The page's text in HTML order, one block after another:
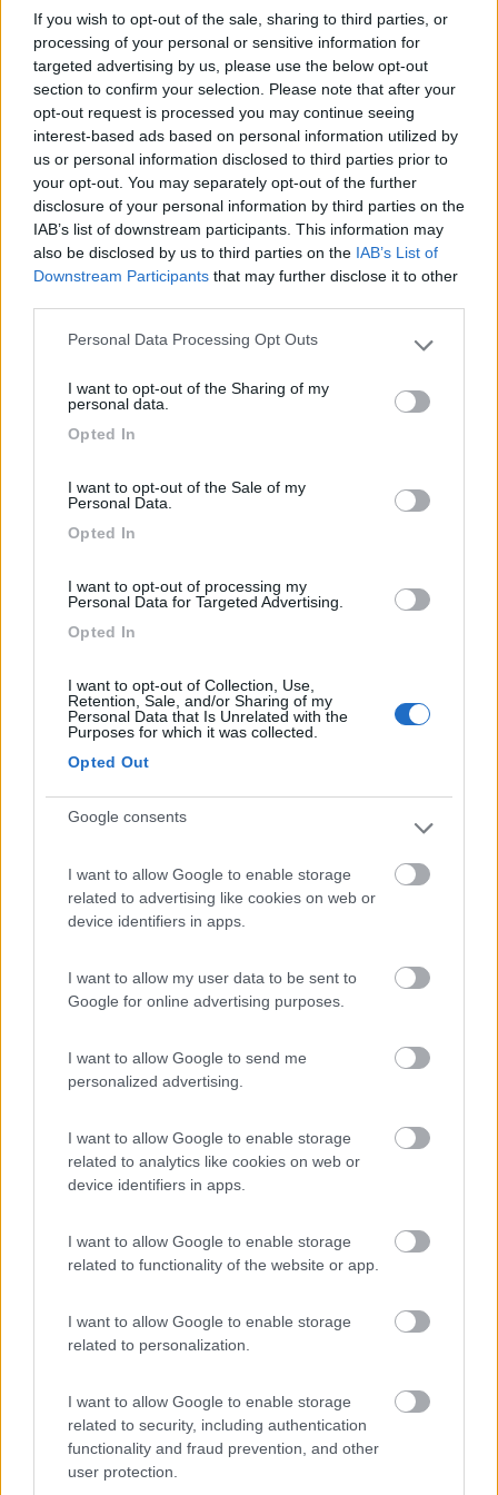
If you wish to opt-out of the sale, sharing to third parties, or
processing of your personal or sensitive information for
targeted advertising by us, please use the below opt-out
section to confirm your selection. Please note that after your
opt-out request is processed you may continue seeing
interest-based ads based on personal information utilized by
us or personal information disclosed to third parties prior to
your opt-out. You may separately opt-out of the further
disclosure of your personal information by third parties on the
IAB’s list of downstream participants. This information may
also be disclosed by us to third parties on the IAB’s List of
Downstream Participants that may further disclose it to other
Please note that this website/app uses one or more Google
not limited to your visit or usage behaviour. You may click to
use your data for below specified purposes in below Google
Personal Data Processing Opt Outs
I want to opt-out of the Sharing of my
personal data.
Opted In
I want to opt-out of the Sale of my
Personal Data.
Opted In
I want to opt-out of processing my
Personal Data for Targeted Advertising.
Opted In
I want to opt-out of Collection, Use,
Retention, Sale, and/or Sharing of my
Personal Data that Is Unrelated with the
Purposes for which it was collected.
Opted Out
Google consents
I want to allow Google to enable storage
related to advertising like cookies on web or
device identifiers in apps.
I want to allow my user data to be sent to
Google for online advertising purposes.
I want to allow Google to send me
personalized advertising.
I want to allow Google to enable storage
related to analytics like cookies on web or
device identifiers in apps.
I want to allow Google to enable storage
related to functionality of the website or app.
I want to allow Google to enable storage
related to personalization.
I want to allow Google to enable storage
related to security, including authentication
functionality and fraud prevention, and other
user protection.
la porta posteriore (circa 5 mt di filo)
non ho invertito i fili (ricontrollato con tester)
Sul banco di lavoro segna l'assorbimento di una lampadina
forse i valori sballano con la centralina del camper posta di
mezzo? visto che sul banco, collegamento diretto funziona.
calasci
Che sezione hai passato per il filo in e il negativo ?
considera che passano mv , a suo tempo ho passato fili da 2.5
10409
Inserito il24/06/2018 alle: 19:49:45
Comunque 5 metri per me sono tanti per quello strumento ,
adesso uso solo amperometri che lavorano sempre sul negativo
, ma segnano uscita o entrata corrente più utile a noi .
T i t a n
Inserito il 24/06/2018 alle: 20:44:26
In risposta al messaggio dicalasci
Che sezione hai passato per il filo in e il negativo ? considera che
passano mv , a suo tempo ho passato fili da 2.5 mmm
non servono assolutamente a niente 2.5 mm2 di sezione.
Mentre nella parte di potenza la sezione non è mai abbastanza
Jorge
526
In risposta al messaggio di albj65 del 24/06/2018 16:44:04
batteria che è posta sotto il sedile passeggero,il display e sopra la porta
posteriore (circa 5 mt di filo) non ho invertito i fili (ricontrollato
se ti ha funzionato al banco deve farlo anche ora nel caso
ricontrolla se hai fatto il cablaggio corretto e comunque verifica
che sia bidirezionale cioè che ti indica l'assorbimento sia in
verso il carico che verso la batteria mettendo il segno - davanti